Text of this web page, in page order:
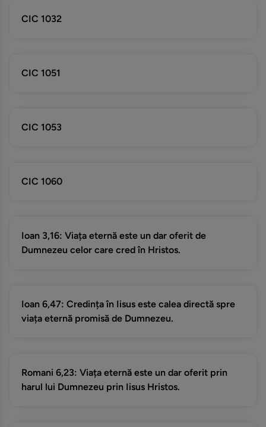
CIC 1032
CIC 1051
CIC 1053
CIC 1060
Ioan 3,16: Viața eternă este un dar oferit de
Dumnezeu celor care cred în Hristos.
Ioan 6,47: Credința în Iisus este calea directă spre
viața eternă promisă de Dumnezeu.
Romani 6,23: Viața eternă este un dar oferit prin
harul lui Dumnezeu prin Iisus Hristos.